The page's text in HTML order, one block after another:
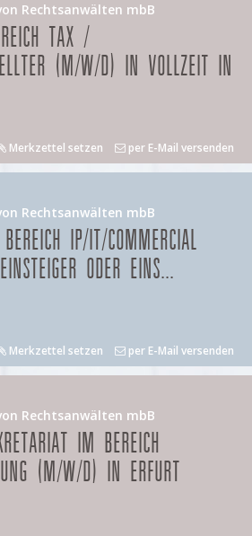
Rechtsanwälten mbB
TAX /
(M/W/D) IN VOLLZEIT IN
Merkzettel setzen per E-Mail versenden
Rechtsanwälten mbB
IP/IT/COMMERCIAL
ODER EINS...
Merkzettel setzen per E-Mail versenden
Rechtsanwälten mbB
IM BEREICH
(M/W/D) IN ERFURT